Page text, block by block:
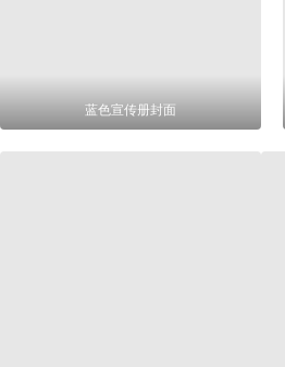
蓝色宣传册封面